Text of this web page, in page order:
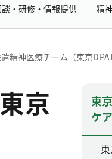
・研修・情報提供 精
精神医療チーム（東京DPAT
京
東
ケ